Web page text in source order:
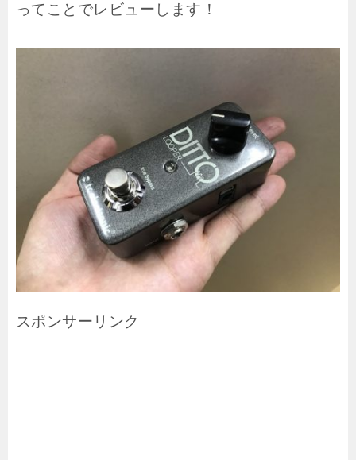
ってことでレビューします！
スポンサーリンク